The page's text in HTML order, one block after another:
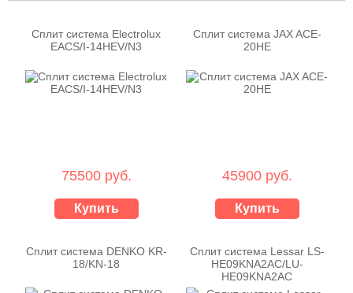
Сплит система Electrolux
EACS/I-14HEV/N3
75500 руб.
Купить
Сплит система JAX ACE-
20HE
45900 руб.
Купить
Сплит система DENKO KR-
18/KN-18
Сплит система Lessar LS-
HE09KNA2AС/LU-
HE09KNA2AС